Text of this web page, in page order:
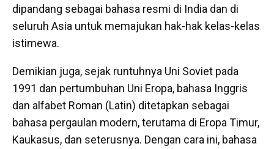
dipandang sebagai bahasa resmi di India dan di
seluruh Asia untuk memajukan hak-hak kelas-kelas
istimewa.
Demikian juga, sejak runtuhnya Uni Soviet pada
1991 dan pertumbuhan Uni Eropa, bahasa Inggris
dan alfabet Roman (Latin) ditetapkan sebagai
bahasa pergaulan modern, terutama di Eropa Timur,
Kaukasus, dan seterusnya. Dengan cara ini, bahasa